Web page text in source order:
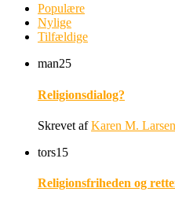
Populære
Nylige
Tilfældige
man25
Religionsdialog?
Skrevet afKaren M. Larsen
tors15
Religionsfriheden og